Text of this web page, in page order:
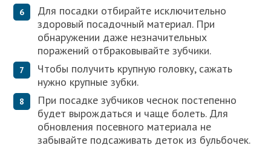
Для посадки отбирайте исключительно
здоровый посадочный материал. При
обнаружении даже незначительных
поражений отбраковывайте зубчики.
Чтобы получить крупную головку, сажать
нужно крупные зубки.
При посадке зубчиков чеснок постепенно
будет вырождаться и чаще болеть. Для
обновления посевного материала не
забывайте подсаживать деток из бульбочек.